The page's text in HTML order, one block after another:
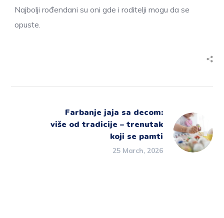
Najbolji rođendani su oni gde i roditelji mogu da se
opuste.
Farbanje jaja sa decom:
više od tradicije – trenutak
koji se pamti
25 March, 2026